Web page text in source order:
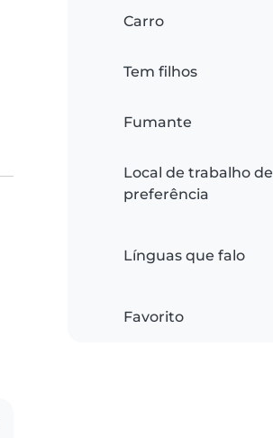
Carro
Tem filhos
Fumante
Local de trabalho de
preferência
Línguas que falo
Favorito